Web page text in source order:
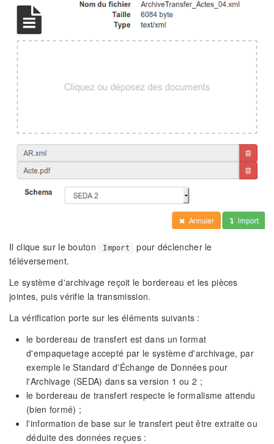
Il clique sur le bouton Import
pour déclencher le
téléversement.
Le système d'archivage reçoit le bordereau et les pièces
jointes, puis vérifie la transmission.
La vérification porte sur les éléments suivants :
le bordereau de transfert est dans un format
d'empaquetage accepté par le système d'archivage, par
exemple le Standard d'Échange de Données pour
l'Archivage (SEDA) dans sa version 1 ou 2 ;
le bordereau de transfert respecte le formalisme attendu
(bien formé) ;
l'information de base sur le transfert peut être extraite ou
déduite des données reçues :